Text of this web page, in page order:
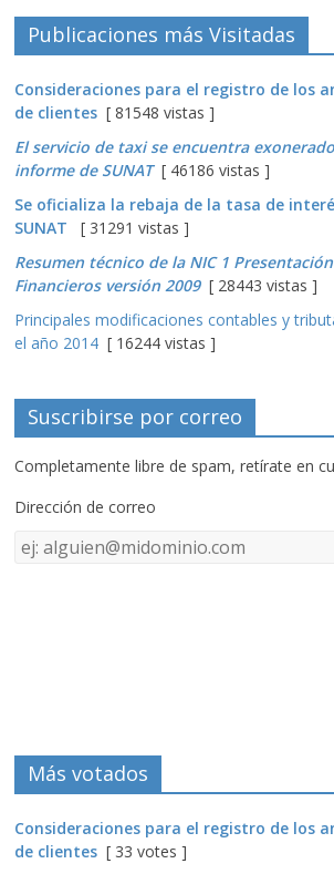
Publicaciones más Visitadas
Consideraciones para el registro de los
de clientes [ 81548 vistas ]
El servicio de taxi se encuentra
informe de SUNAT[ 46186 vistas ]
Se oficializa la rebaja de la tasa de
SUNAT
[ 31291 vistas ]
Resumen técnico de la NIC 1
Financieros versión 2009[ 28443 vistas ]
Principales modificaciones contables y
el año 2014 [ 16244 vistas ]
Suscribirse por correo
Completamente libre de spam, retírate en
Dirección de correo
Dirección
de
Más votados
Consideraciones para el registro de los
de clientes [ 33 votes ]